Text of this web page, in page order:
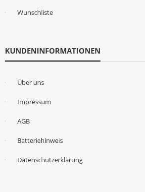
Wunschliste
KUNDENINFORMATIONEN
Über uns
Impressum
AGB
Batteriehinweis
Datenschutzerklärung